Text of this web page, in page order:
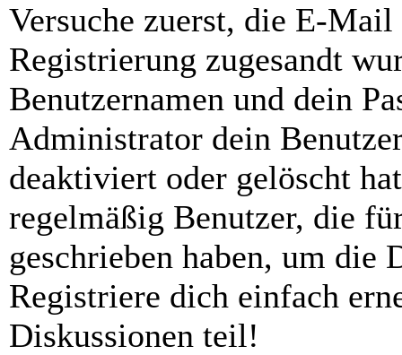
Versuche zuerst, die E-
Registrierung zugesandt
Benutzernamen und dein
Administrator dein
deaktiviert oder gelöscht
regelmäßig Benutzer, die
geschrieben haben, um die
Registriere dich einfach
Diskussionen teil!